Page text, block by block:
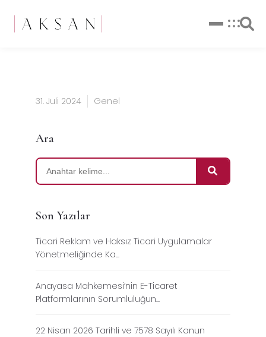
31. Juli 2024 Genel
Ara
Son Yazılar
Ticari Reklam ve Haksız Ticari Uygulamalar
Yönetmeliğinde Ka...
Anayasa Mahkemesi’nin E-Ticaret
Platformlarının Sorumluluğun...
22 Nisan 2026 Tarihli ve 7578 Sayılı Kanun